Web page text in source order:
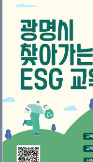
공지사항 add
인기 많
강사 한국준법진흥원